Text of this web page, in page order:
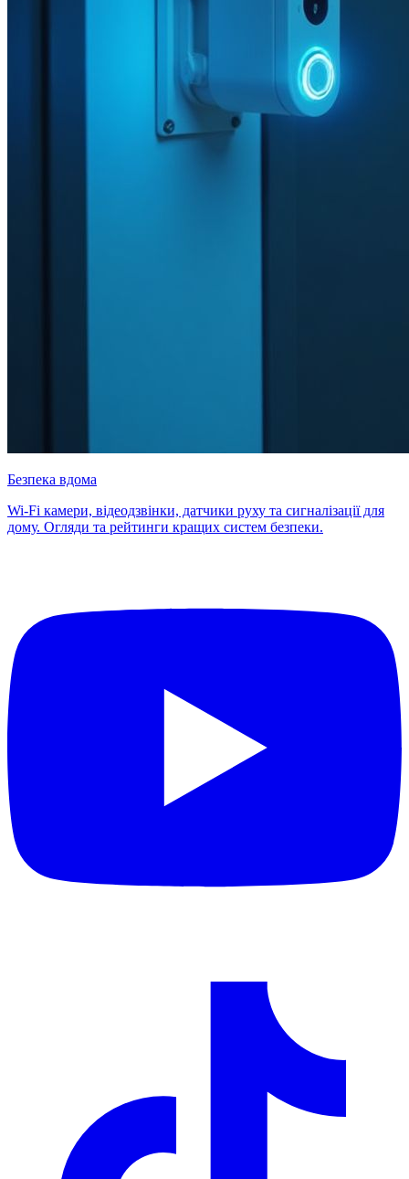
Безпека вдома
Wi-Fi камери, відеодзвінки, датчики руху та сигналізації для
дому. Огляди та рейтинги кращих систем безпеки.